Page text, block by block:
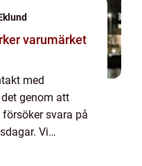
varumärket
med
genom att
svara på
Vi